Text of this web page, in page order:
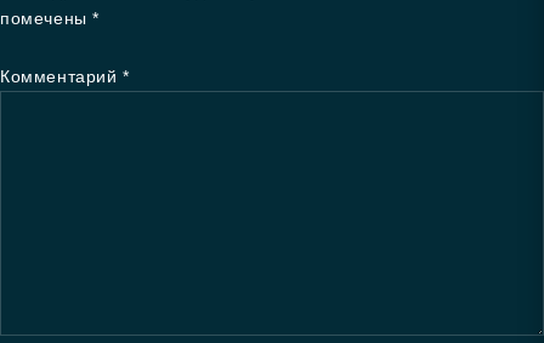
помечены*
Комментарий*